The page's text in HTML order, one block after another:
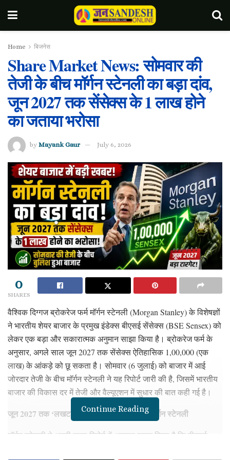
Home बिजनेस
Share Market News: सोमवार की
तेजी के बीच मॉर्गन स्टेनली का बड़ा दांव,
जून 2027 तक सेंसेक्स के 1 लाख होने
का जताया भरोसा
by Mayank Gaur July 6, 2026
0
SHARES
वैश्विक दिग्गज ब्रोकरेज फर्म मॉर्गन स्टेनली (Morgan Stanley) के विशेषज्ञों
ने भारतीय शेयर बाजार के प्रमुख इंडेक्स बीएसई सेंसेक्स (BSE Sensex) को
लेकर एक बड़ा और सकारात्मक अनुमान साझा किया है। ब्रोकरेज फर्म के
अनुसार, अगले साल जून 2027 तक सेंसेक्स ऐतिहासिक 1,00,000 (एक
लाख) के आंकड़े को छू सकता है। सोमवार (6 जुलाई) को बाजार में आई
जोरदार तेजी के बीच मॉर्गन स्टेनली ने यह रिपोर्ट जारी की है, जिसमें भारतीय
बाजार की विकास दर में तेजी और वैल्यूएशन में सुधार की बात कही गई है।
जून 2027 तक ‘लखटकिया’ हो सकता है सेंसेक्स: मॉर्गन स्टेनली
मॉर्गन स्टेनली ने अपनी ताजा रिपोर्ट में अनुमान व्यक्त किया है कि बीएसई
Continue Reading